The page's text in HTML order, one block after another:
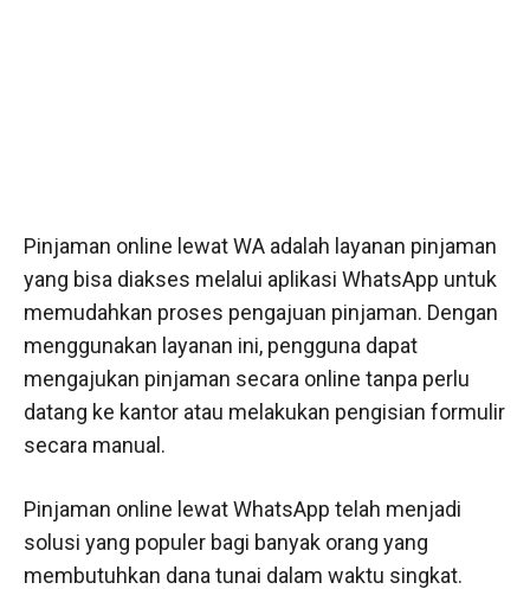
Pinjaman online lewat WA adalah layanan pinjaman
yang bisa diakses melalui aplikasi WhatsApp untuk
memudahkan proses pengajuan pinjaman. Dengan
menggunakan layanan ini, pengguna dapat
mengajukan pinjaman secara online tanpa perlu
datang ke kantor atau melakukan pengisian formulir
secara manual.
Pinjaman online lewat WhatsApp telah menjadi
solusi yang populer bagi banyak orang yang
membutuhkan dana tunai dalam waktu singkat.